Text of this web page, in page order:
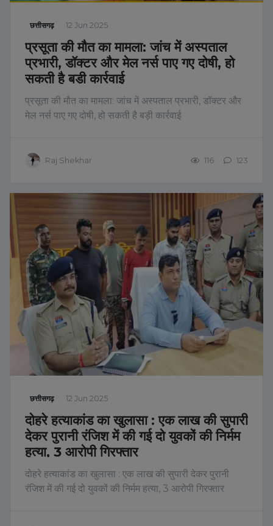
छत्तीसगढ़ 12 Jun 2025
प्रसूता की मौत का मामला: जांच में अस्पताल
प्रभारी, डॉक्टर और मेल नर्स पाए गए दोषी, हो
सकती है बड़ी कार्रवाई
प्रसूता की मौत का मामला: जांच में अस्पताल प्रभारी, डॉक्टर और
मेल नर्स पाए गए दोषी, हो सकती है बड़ी कार्रवाई
Raj Shekhar 116 123
छत्तीसगढ़ 12 Jun 2025
दोहरे हत्याकांड का खुलासा : एक लाख की सुपारी
देकर पुरानी रंजिश में की गई दो युवकों की निर्मम
हत्या, 3 आरोपी गिरफ्तार
दोहरे हत्याकांड का खुलासा : एक लाख की सुपारी देकर पुरानी
रंजिश में की गई दो युवकों की निर्मम हत्या, 3 आरोपी गिरफ्तार